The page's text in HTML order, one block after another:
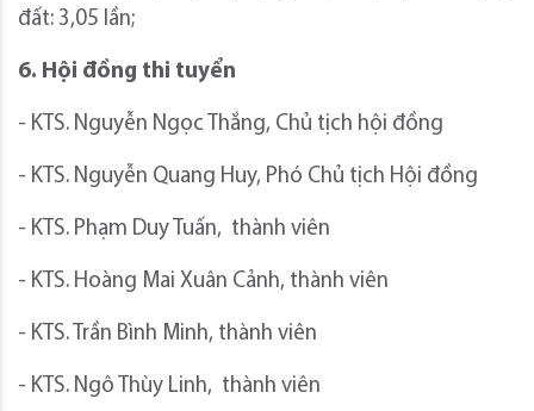
đất: 3,05 lần;
6. Hội đồng thi tuyển
- KTS. Nguyễn Ngọc Thắng, Chủ tịch hội đồng
- KTS. Nguyễn Quang Huy, Phó Chủ tịch Hội đồng
- KTS. Phạm Duy Tuấn, thành viên
- KTS. Hoàng Mai Xuân Cảnh, thành viên
- KTS. Trần Bình Minh, thành viên
- KTS. Ngô Thùy Linh, thành viên